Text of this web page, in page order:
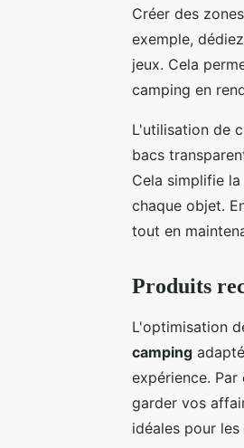
Créer des
exemple,
jeux. Cela
camping en
L'utilisation de
bacs
Cela simplifie
chaque objet.
tout en
Produits
L'optimisation
camping
expérience.
garder vos
idéales pour